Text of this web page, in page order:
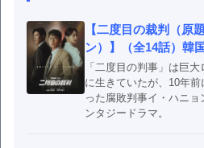
【二度目の裁判（原
ン）】（全14話）韓
「二度目の判事」は巨
に生きていたが、10年
った腐敗判事イ・ハニ
ンタジードラマ。